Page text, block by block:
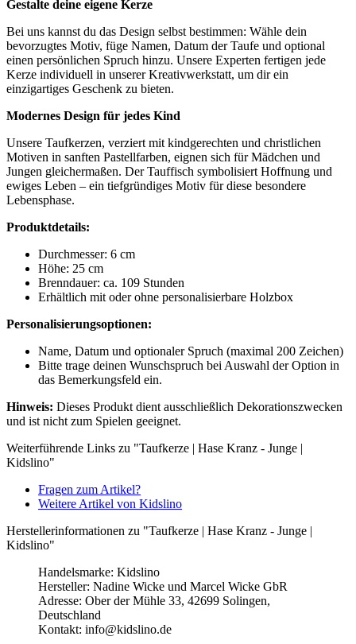
Gestalte deine eigene Kerze
Bei uns kannst du das Design selbst bestimmen: Wähle dein
bevorzugtes Motiv, füge Namen, Datum der Taufe und optional
einen persönlichen Spruch hinzu. Unsere Experten fertigen jede
Kerze individuell in unserer Kreativwerkstatt, um dir ein
einzigartiges Geschenk zu bieten.
Modernes Design für jedes Kind
Unsere Taufkerzen, verziert mit kindgerechten und christlichen
Motiven in sanften Pastellfarben, eignen sich für Mädchen und
Jungen gleichermaßen. Der Tauffisch symbolisiert Hoffnung und
ewiges Leben – ein tiefgründiges Motiv für diese besondere
Lebensphase.
Produktdetails:
Durchmesser: 6 cm
Höhe: 25 cm
Brenndauer: ca. 109 Stunden
Erhältlich mit oder ohne personalisierbare Holzbox
Personalisierungsoptionen:
Name, Datum und optionaler Spruch (maximal 200 Zeichen)
Bitte trage deinen Wunschspruch bei Auswahl der Option in
das Bemerkungsfeld ein.
Hinweis: Dieses Produkt dient ausschließlich Dekorationszwecken
und ist nicht zum Spielen geeignet.
Weiterführende Links zu "Taufkerze | Hase Kranz - Junge |
Kidslino"
Fragen zum Artikel?
Weitere Artikel von Kidslino
Herstellerinformationen zu "Taufkerze | Hase Kranz - Junge |
Kidslino"
Handelsmarke: Kidslino
Hersteller: Nadine Wicke und Marcel Wicke GbR
Adresse: Ober der Mühle 33, 42699 Solingen,
Deutschland
Kontakt: info@kidslino.de